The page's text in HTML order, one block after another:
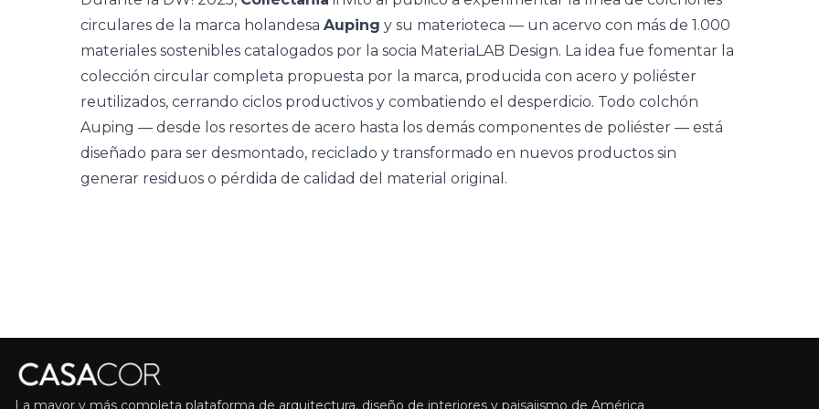
circulares de la marca holandesa Auping y su materioteca — un acervo con más de 1.000
materiales sostenibles catalogados por la socia MateriaLAB Design. La idea fue fomentar la
colección circular completa propuesta por la marca, producida con acero y poliéster
reutilizados, cerrando ciclos productivos y combatiendo el desperdicio. Todo colchón
Auping — desde los resortes de acero hasta los demás componentes de poliéster — está
diseñado para ser desmontado, reciclado y transformado en nuevos productos sin
generar residuos o pérdida de calidad del material original.
La mayor y más completa plataforma de arquitectura, diseño de interiores y paisajismo de América